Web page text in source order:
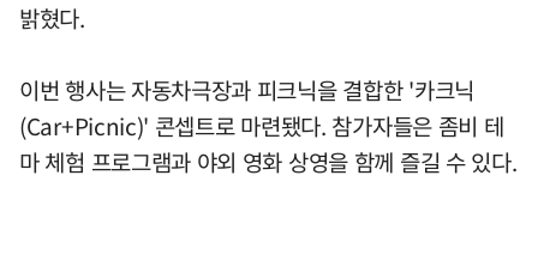
밝혔다.
이번 행사는 자동차극장과 피크닉을 결합한 '카크닉
(Car+Picnic)' 콘셉트로 마련됐다. 참가자들은 좀비 테
마 체험 프로그램과 야외 영화 상영을 함께 즐길 수 있다.